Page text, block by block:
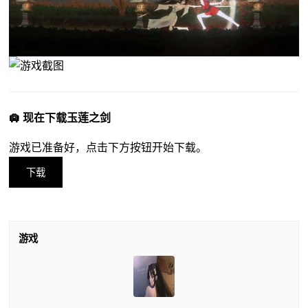
🛄 现在下载玉莲之剑
游戏已准备好，点击下方按钮开始下载。
下载
游戏